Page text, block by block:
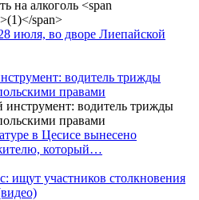
июля, во дворе Лиепайской
водитель трижды
правами
в Цесисе вынесено
который…
ищут участников столкновения